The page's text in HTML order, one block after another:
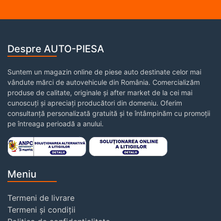
Despre AUTO-PIESA
Suntem un magazin online de piese auto destinate celor mai
vândute mărci de autovehicule din România. Comercializăm
produse de calitate, originale și after market de la cei mai
cunoscuți și apreciați producători din domeniu. Oferim
consultanță personalizată gratuită și te întâmpinăm cu promoții
pe întreaga perioadă a anului.
Meniu
Termeni de livrare
Termeni și condiții